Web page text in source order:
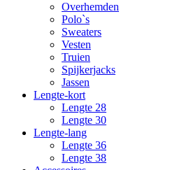
Overhemden
Polo`s
Sweaters
Vesten
Truien
Spijkerjacks
Jassen
Lengte-kort
Lengte 28
Lengte 30
Lengte-lang
Lengte 36
Lengte 38